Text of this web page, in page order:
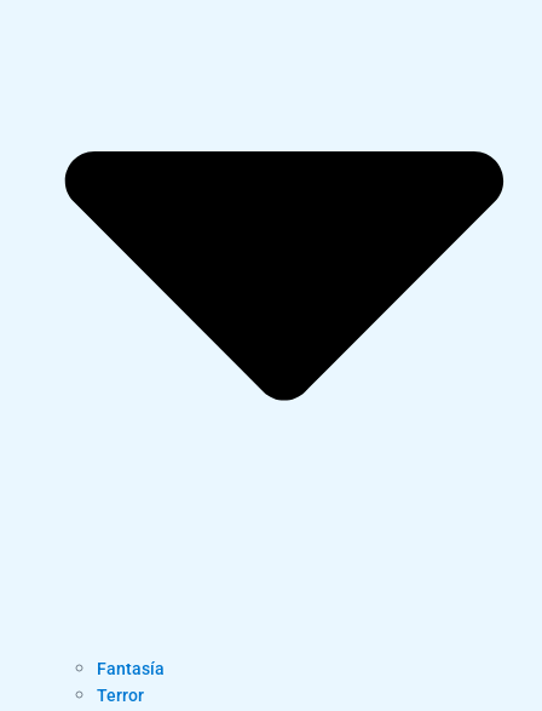
Fantasía
Terror